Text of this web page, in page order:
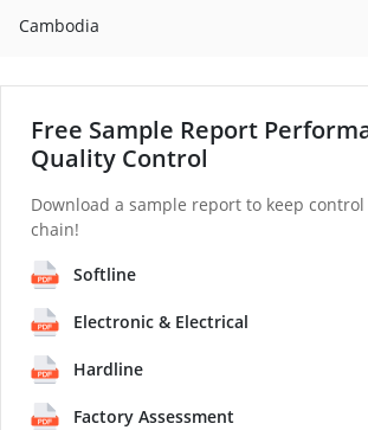
Cambodia
Free Sample Report
Quality Control
Download a sample report to keep
chain!
Softline
Electronic & Electrical
Hardline
Factory Assessment